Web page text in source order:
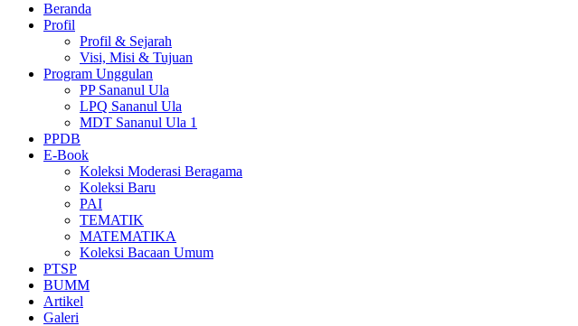
Beranda
Profil
Profil & Sejarah
Visi, Misi & Tujuan
Program Unggulan
PP Sananul Ula
LPQ Sananul Ula
MDT Sananul Ula 1
PPDB
E-Book
Koleksi Moderasi Beragama
Koleksi Baru
PAI
TEMATIK
MATEMATIKA
Koleksi Bacaan Umum
PTSP
BUMM
Artikel
Galeri